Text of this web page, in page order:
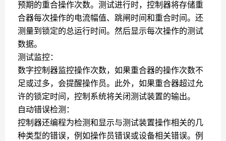
预期的重合操作次数。测试进行时，控制器将存储重
合器每次操作的电流幅值、跳闸时间和重合时间。还
测量到锁定的总运行时间。然后显示每次操作的测试
数据。
测试监控：
数字控制器监控操作次数，如果重合器的操作次数不
足或过多，会提醒操作员。此外，如果重合器超过允
许的锁定时间，控制系统将关闭测试装置的输出。
自动错误检测：
控制器还编程为检测和显示与测试装置操作相关的几
种类型的错误，例如操作员错误或设备相关错误。例